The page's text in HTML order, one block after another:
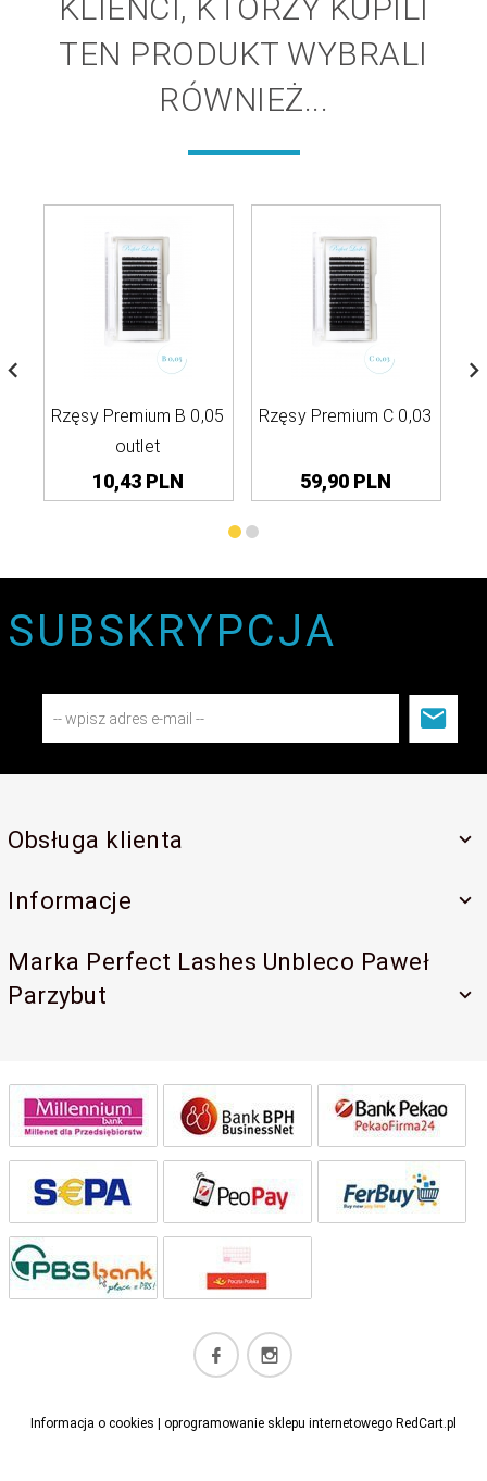
KLIENCI, KTÓRZY KUPILI
TEN PRODUKT WYBRALI
RÓWNIEŻ...
Rzęsy Premium B 0,05
outlet
10,43 PLN
Rzęsy Premium C 0,03
59,90 PLN
SUBSKRYPCJA
Obsługa klienta
Informacje
Marka Perfect Lashes Unbleco Paweł
Parzybut
kontakt@perfectlashes-academy.pl
Informacja o cookies oprogramowanie sklepu internetowego RedCart.pl